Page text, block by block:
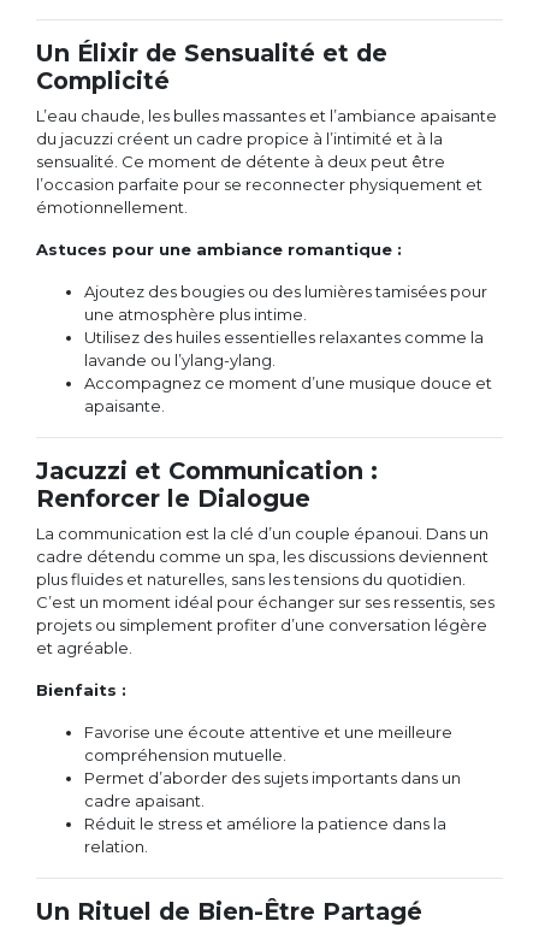
Un Élixir de Sensualité et de
Complicité
L’eau chaude, les bulles massantes et l’ambiance apaisante
du jacuzzi créent un cadre propice à l’intimité et à la
sensualité. Ce moment de détente à deux peut être
l’occasion parfaite pour se reconnecter physiquement et
émotionnellement.
Astuces pour une ambiance romantique :
Ajoutez des bougies ou des lumières tamisées pour
une atmosphère plus intime.
Utilisez des huiles essentielles relaxantes comme la
lavande ou l’ylang-ylang.
Accompagnez ce moment d’une musique douce et
apaisante.
Jacuzzi et Communication :
Renforcer le Dialogue
La communication est la clé d’un couple épanoui. Dans un
cadre détendu comme un spa, les discussions deviennent
plus fluides et naturelles, sans les tensions du quotidien.
C’est un moment idéal pour échanger sur ses ressentis, ses
projets ou simplement profiter d’une conversation légère
et agréable.
Bienfaits :
Favorise une écoute attentive et une meilleure
compréhension mutuelle.
Permet d’aborder des sujets importants dans un
cadre apaisant.
Réduit le stress et améliore la patience dans la
relation.
Un Rituel de Bien-Être Partagé